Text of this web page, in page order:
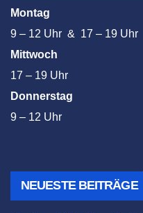
Montag
9 – 12 Uhr & 17 – 19 Uhr
Mittwoch
17 – 19 Uhr
Donnerstag
9 – 12 Uhr
NEUESTE BEITRÄGE